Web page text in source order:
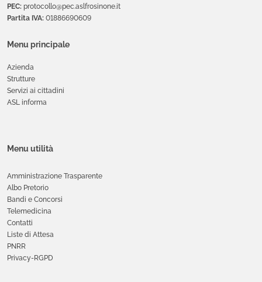
PEC: protocollo@pec.aslfrosinone.it
Partita IVA: 01886690609
Menu principale
Azienda
Strutture
Servizi ai cittadini
ASL informa
Menu utilità
Amministrazione Trasparente
Albo Pretorio
Bandi e Concorsi
Telemedicina
Contatti
Liste di Attesa
PNRR
Privacy-RGPD